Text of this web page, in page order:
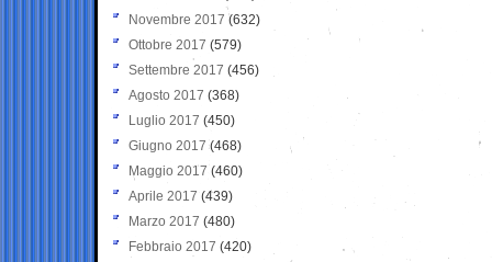
Novembre 2017 (632)
Ottobre 2017 (579)
Settembre 2017 (456)
Agosto 2017 (368)
Luglio 2017 (450)
Giugno 2017 (468)
Maggio 2017 (460)
Aprile 2017 (439)
Marzo 2017 (480)
Febbraio 2017 (420)